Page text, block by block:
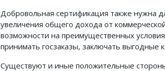
Добровольная сертификация также нужна
увеличения общего дохода от
возможности на преимущественных
принимать госзаказы, заключать выгодные
Существуют и иные положительные